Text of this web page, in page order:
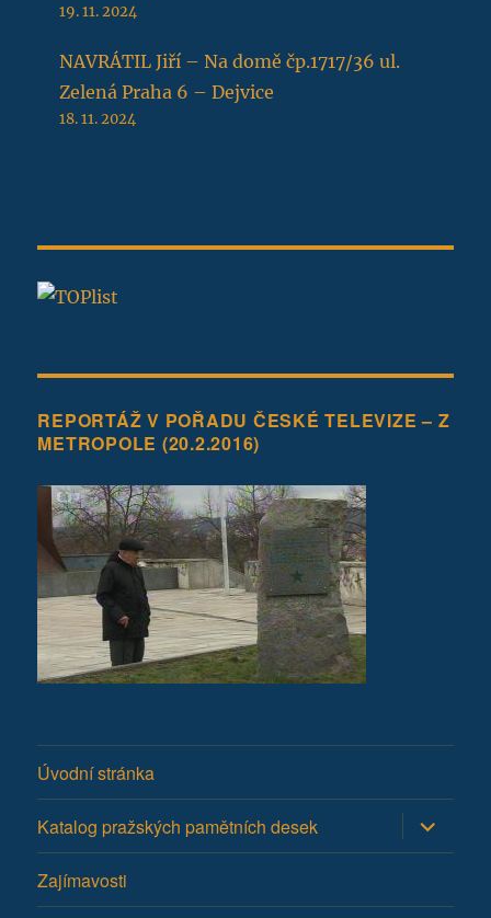
19. 11. 2024
NAVRÁTIL Jiří – Na domě čp.1717/36 ul.
Zelená Praha 6 – Dejvice
18. 11. 2024
REPORTÁŽ V POŘADU ČESKÉ TELEVIZE – Z
METROPOLE (20.2.2016)
Úvodní stránka
Katalog pražských pamětních desek Zobrazit
položky
Zajímavosti